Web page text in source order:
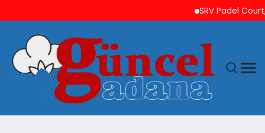
SRV Padel Court, 24